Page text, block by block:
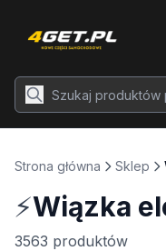
Strona główna Sklep
⚡Wiązka
3563 produktów